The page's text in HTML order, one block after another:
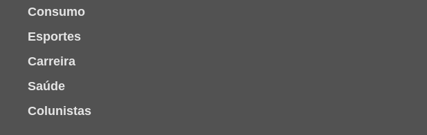
Consumo
Esportes
Carreira
Saúde
Colunistas